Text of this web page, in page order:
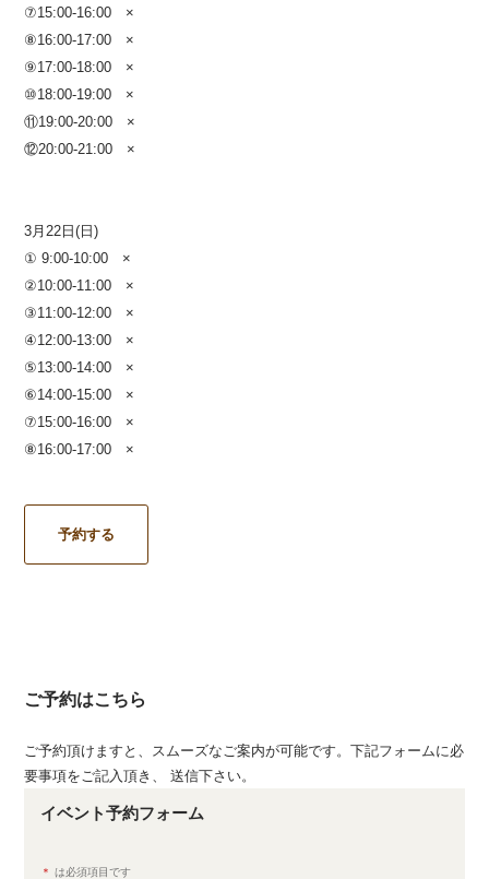
⑦15:00-16:00 ×
⑧16:00-17:00 ×
⑨17:00-18:00 ×
⑩18:00-19:00 ×
⑪19:00-20:00 ×
⑫20:00-21:00 ×
3月22日(日)
① 9:00-10:00 ×
②10:00-11:00 ×
③11:00-12:00 ×
④12:00-13:00 ×
⑤13:00-14:00 ×
⑥14:00-15:00 ×
⑦15:00-16:00 ×
⑧16:00-17:00 ×
予約する
ご予約はこちら
ご予約頂けますと、スムーズなご案内が可能です。下記フォームに必
要事項をご記入頂き、 送信下さい。
イベント予約フォーム
＊ は必須項目です